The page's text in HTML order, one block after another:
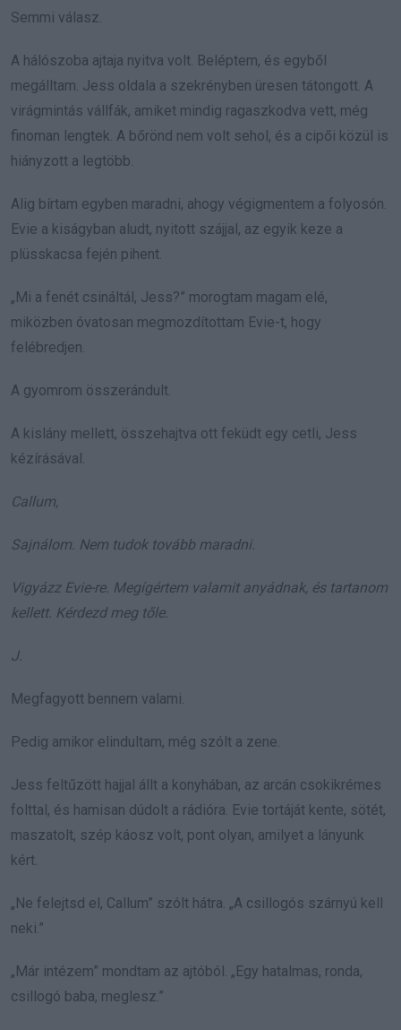
Semmi válasz.
A hálószoba ajtaja nyitva volt. Beléptem, és egyből
megálltam. Jess oldala a szekrényben üresen tátongott. A
virágmintás vállfák, amiket mindig ragaszkodva vett, még
finoman lengtek. A bőrönd nem volt sehol, és a cipői közül is
hiányzott a legtöbb.
Alig bírtam egyben maradni, ahogy végigmentem a folyosón.
Evie a kiságyban aludt, nyitott szájjal, az egyik keze a
plüsskacsa fején pihent.
„Mi a fenét csináltál, Jess?” morogtam magam elé,
miközben óvatosan megmozdítottam Evie-t, hogy
felébredjen.
A gyomrom összerándult.
A kislány mellett, összehajtva ott feküdt egy cetli, Jess
kézírásával.
Callum,
Sajnálom. Nem tudok tovább maradni.
Vigyázz Evie-re. Megígértem valamit anyádnak, és tartanom
kellett. Kérdezd meg tőle.
J.
Megfagyott bennem valami.
Pedig amikor elindultam, még szólt a zene.
Jess feltűzött hajjal állt a konyhában, az arcán csokikrémes
folttal, és hamisan dúdolt a rádióra. Evie tortáját kente, sötét,
maszatolt, szép káosz volt, pont olyan, amilyet a lányunk
kért.
„Ne felejtsd el, Callum” szólt hátra. „A csillogós szárnyú kell
neki.”
„Már intézem” mondtam az ajtóból. „Egy hatalmas, ronda,
csillogó baba, meglesz.”